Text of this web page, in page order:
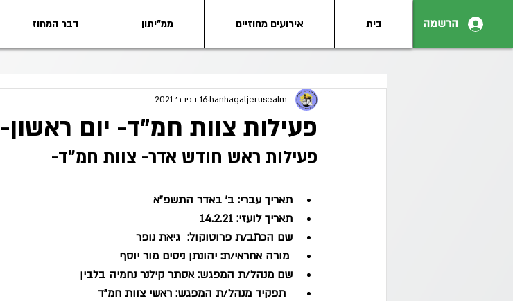
הרשמה בית אירועים מחוזיים ממ"יתון דבר המחוז
פעילות צוות חמ"ד- יום ראשון- 14.2.21 - ב' באדר
hanhagatjerusealm16 בפבר׳ 2021
פעילות ראש חודש אדר- צוות חמ"ד-
תאריך עברי: ב' באדר התשפ"א
תאריך לועזי: 14.2.21
שם הכתב/ת פרוטוקול:  גיאת נופר
שם מנהל/ת המפגש: אסתר קילנר נחמיה בלבין